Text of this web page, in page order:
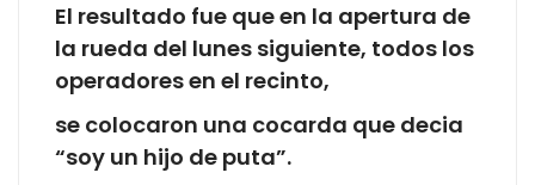
El resultado fue que en la apertura de
la rueda del lunes siguiente, todos los
operadores en el recinto,
se colocaron una cocarda que decia
“soy un hijo de puta”.